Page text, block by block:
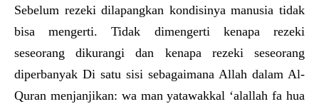
Sebelum rezeki dilapangkan kondisinya manusia tidak
bisa mengerti. Tidak dimengerti kenapa rezeki
seseorang dikurangi dan kenapa rezeki seseorang
diperbanyak Di satu sisi sebagaimana Allah dalam Al-
Quran menjanjikan: wa man yatawakkal ‘alallah fa hua